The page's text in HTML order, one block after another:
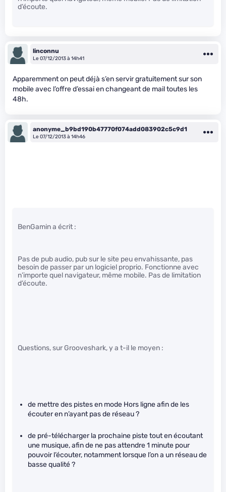
d’écoute.
linconnu
Le 07/12/2013 à 14h41
Apparemment on peut déjà s’en servir gratuitement sur son
mobile avec l’offre d’essai en changeant de mail toutes les
48h.
anonyme_b9bd190b47770f074add083902c5c9d1
Le 07/12/2013 à 14h46
BenGamin a écrit :
Pas de pub audio, pub sur le site peu envahissante, pas
besoin de passer par un logiciel proprio. Fonctionne avec
n’importe quel navigateur, même mobile. Pas de limitation
d’écoute.
Questions, sur Grooveshark, y a t-il le moyen :
de mettre des pistes en mode Hors ligne afin de les
écouter en n’ayant pas de réseau ?
de pré-télécharger la prochaine piste tout en écoutant
une musique, afin de ne pas attendre 1 minute pour
pouvoir l’écouter, notamment lorsque l’on a un réseau de
basse qualité ?